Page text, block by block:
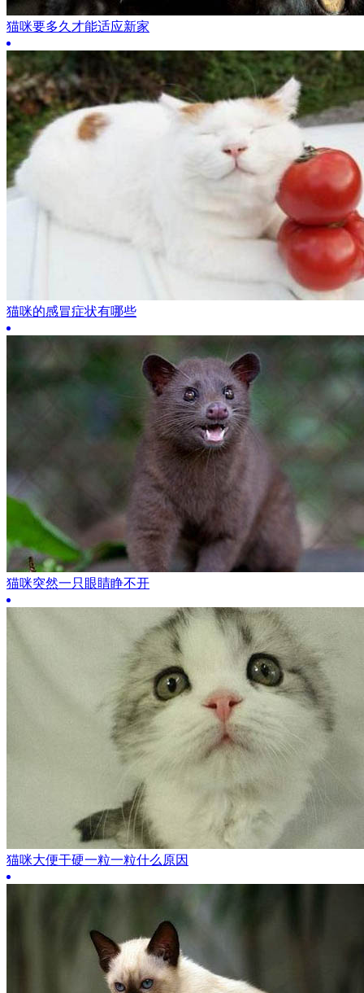
猫咪要多久才能适应新家
猫咪的感冒症状有哪些
猫咪突然一只眼睛睁不开
猫咪大便干硬一粒一粒什么原因